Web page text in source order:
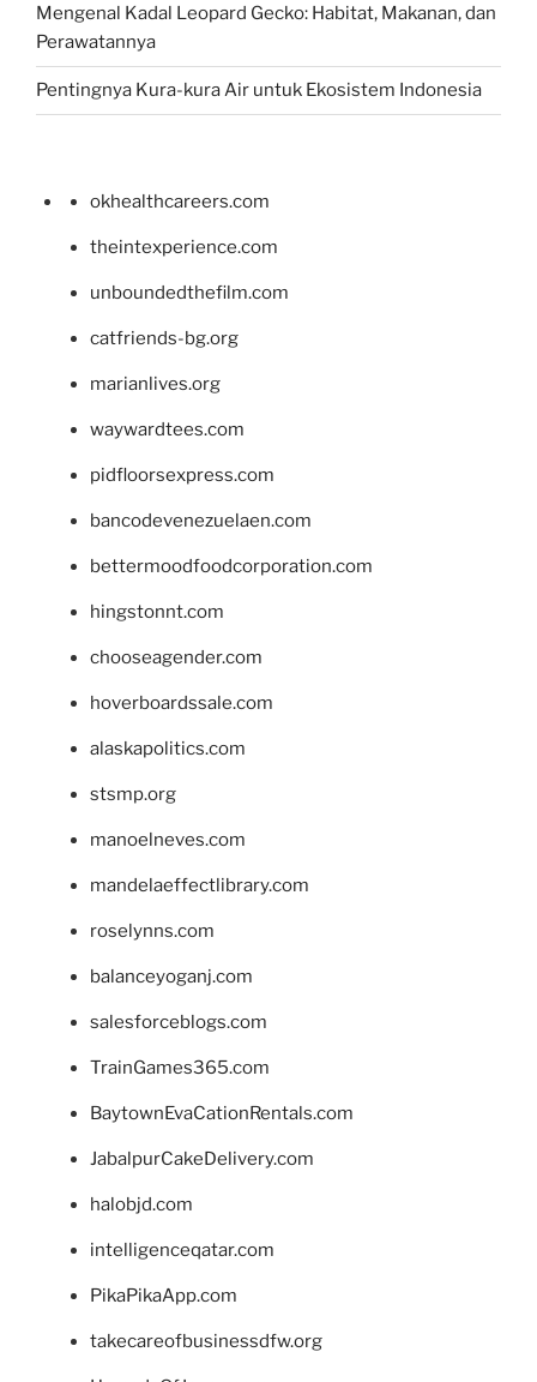
Mengenal Kadal Leopard Gecko: Habitat, Makanan, dan
Perawatannya
Pentingnya Kura-kura Air untuk Ekosistem Indonesia
okhealthcareers.com
theintexperience.com
unboundedthefilm.com
catfriends-bg.org
marianlives.org
waywardtees.com
pidfloorsexpress.com
bancodevenezuelaen.com
bettermoodfoodcorporation.com
hingstonnt.com
chooseagender.com
hoverboardssale.com
alaskapolitics.com
stsmp.org
manoelneves.com
mandelaeffectlibrary.com
roselynns.com
balanceyoganj.com
salesforceblogs.com
TrainGames365.com
BaytownEvaCationRentals.com
JabalpurCakeDelivery.com
halobjd.com
intelligenceqatar.com
PikaPikaApp.com
takecareofbusinessdfw.org